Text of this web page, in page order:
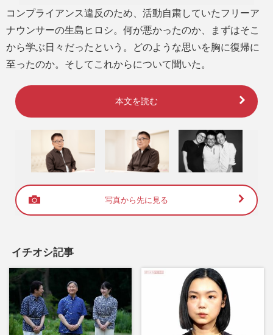
コンプライアンス違反のため、活動自粛していたフリーア
ナウンサーの生島ヒロシ。何が悪かったのか、まずはそこ
から学ぶ日々だったという。どのような思いを胸に復帰に
至ったのか。そしてこれからについて聞いた。
本文を読む
写真から先に見る
イチオシ記事